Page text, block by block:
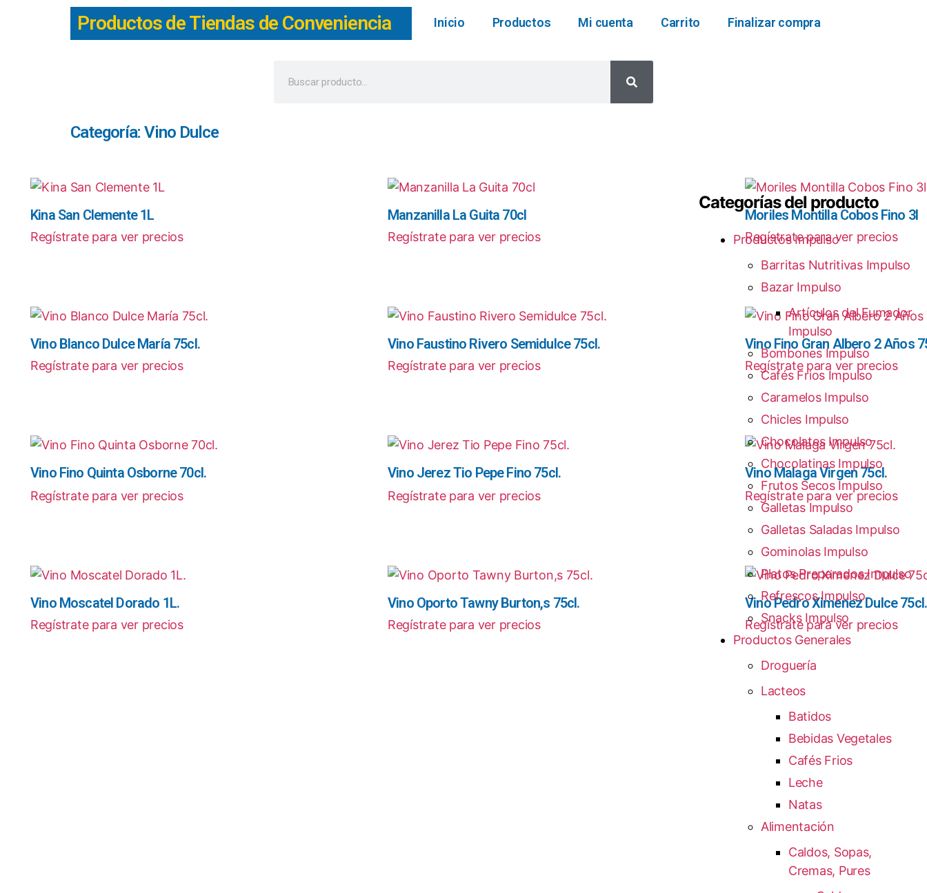
Productos de Tiendas de Conveniencia Inicio Productos Mi cuenta Carrito Finalizar compra
Categoría: Vino Dulce
Kina San Clemente 1L
Regístrate para ver precios
Manzanilla La Guita 70cl
Regístrate para ver precios
Moriles Montilla Cobos Fino 3l
Regístrate para ver precios
Vino Blanco Dulce María 75cl.
Regístrate para ver precios
Vino Faustino Rivero Semidulce 75cl.
Regístrate para ver precios
Vino Fino Gran Albero 2 Años
Regístrate para ver precios
Vino Fino Quinta Osborne 70cl.
Regístrate para ver precios
Vino Jerez Tio Pepe Fino 75cl.
Regístrate para ver precios
Vino Malaga Virgen 75cl.
Regístrate para ver precios
Vino Moscatel Dorado 1L.
Regístrate para ver precios
Vino Oporto Tawny Burton,s 75cl.
Regístrate para ver precios
Vino Pedro Ximenez Dulce 75cl.
Regístrate para ver precios
Categorías del producto
Productos Impulso
Barritas Nutritivas Impulso
Bazar Impulso
Artículos del Fumador
Impulso
Bombones Impulso
Cafés Frios Impulso
Caramelos Impulso
Chicles Impulso
Chocolates Impulso
Chocolatinas Impulso
Frutos Secos Impulso
Galletas Impulso
Galletas Saladas Impulso
Gominolas Impulso
Platos Preparados Impulso
Refrescos Impulso
Snacks Impulso
Productos Generales
Droguería
Lacteos
Batidos
Bebidas Vegetales
Cafés Frios
Leche
Natas
Alimentación
Caldos, Sopas,
Cremas, Pures